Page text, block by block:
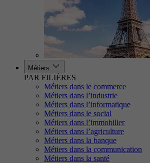
Métiers
PAR FILIÈRES
Métiers dans le commerce
Métiers dans l’industrie
Métiers dans l’informatique
Métiers dans le social
Métiers dans l’immobilier
Métiers dans l’agriculture
Métiers dans la banque
Métiers dans la communication
Métiers dans la santé